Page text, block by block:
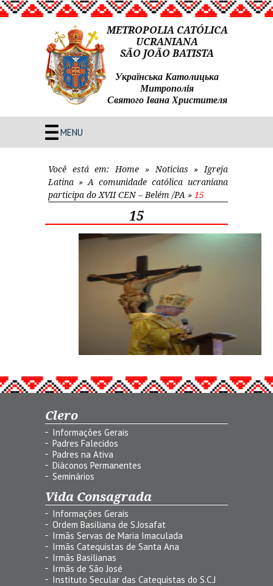
METROPOLIA CATÓLICA
UCRANIANA
SÃO JOÃO BATISTA
Українська Католицька
Митрополія
Святого Івана Христителя
MENU
Você está em: Home » Noticias » Igreja
Latina » A comunidade católica ucraniana
participa do XVII CEN – Belém /PA » 15
15
Clero
Informações Gerais
Padres Falecidos
Padres na Ativa
Diáconos Permanentes
Seminários
Vida Consagrada
Informações Gerais
Ordem Basiliana de S.Josafat
Irmãs Servas de Maria Imaculada
Irmãs Catequistas de Santa Ana
Irmãs Basilianas
Irmãs de São José
Instituto Secular das Catequistas do S.C.J